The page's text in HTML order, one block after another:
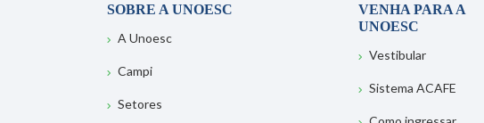
SOBRE A UNOESC
A Unoesc
Campi
Setores
VENHA PARA A
UNOESC
Vestibular
Sistema ACAFE